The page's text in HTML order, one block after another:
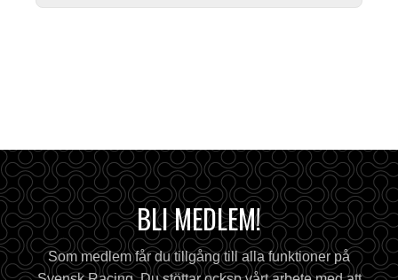
BLI MEDLEM!
Som medlem får du tillgång till alla funktioner på